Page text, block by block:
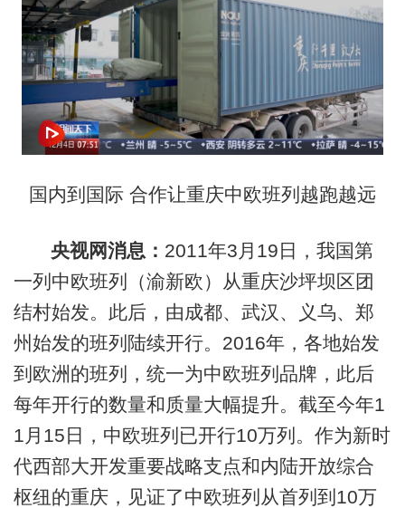
国内到国际 合作让重庆中欧班列越跑越远
央视网消息： 2011年3月19日，我国第
一列中欧班列（渝新欧）从重庆沙坪坝区团
结村始发。此后，由成都、武汉、义乌、郑
州始发的班列陆续开行。2016年，各地始发
到欧洲的班列，统一为中欧班列品牌，此后
每年开行的数量和质量大幅提升。截至今年1
1月15日，中欧班列已开行10万列。作为新时
代西部大开发重要战略支点和内陆开放综合
枢纽的重庆，见证了中欧班列从首列到10万